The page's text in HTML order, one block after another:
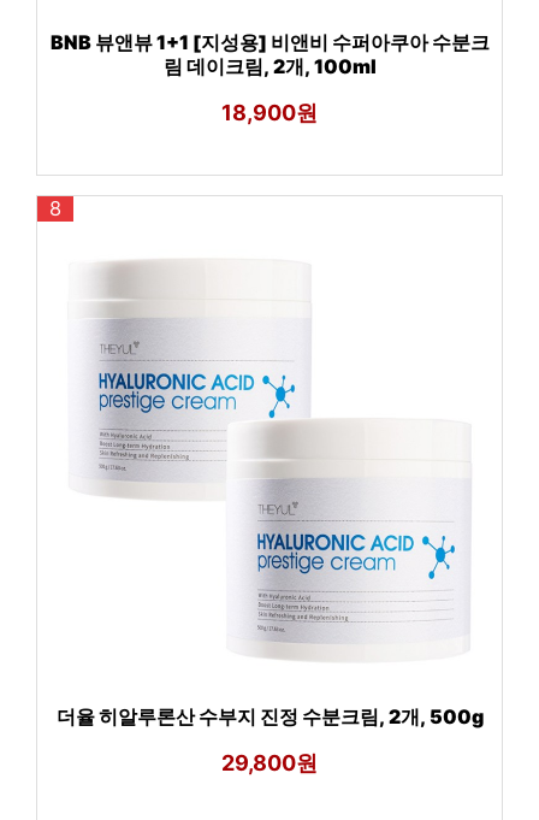
BNB 뷰앤뷰 1+1 [지성용] 비앤비 수퍼아쿠아 수분크
림 데이크림, 2개, 100ml
18,900원
8
더율 히알루론산 수부지 진정 수분크림, 2개, 500g
29,800원